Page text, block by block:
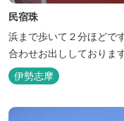
民宿珠
浜まで歩いて２分ほどで
合わせお出ししております
伊勢志摩